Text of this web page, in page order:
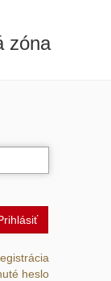
zóna
heslo